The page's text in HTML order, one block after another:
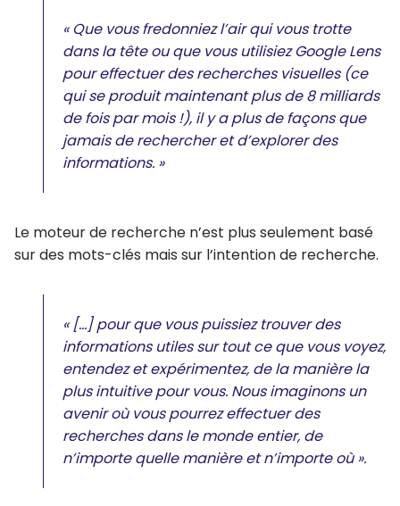
« Que vous fredonniez l’air qui vous trotte
dans la tête ou que vous utilisiez Google Lens
pour effectuer des recherches visuelles (ce
qui se produit maintenant plus de 8 milliards
de fois par mois !), il y a plus de façons que
jamais de rechercher et d’explorer des
informations. »
Le moteur de recherche n’est plus seulement basé
sur des mots-clés mais sur l’intention de recherche.
« […] pour que vous puissiez trouver des
informations utiles sur tout ce que vous voyez,
entendez et expérimentez, de la manière la
plus intuitive pour vous. Nous imaginons un
avenir où vous pourrez effectuer des
recherches dans le monde entier, de
n’importe quelle manière et n’importe où ».